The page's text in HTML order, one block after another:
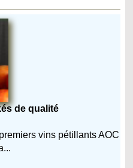
de qualité
vins pétillants AOC